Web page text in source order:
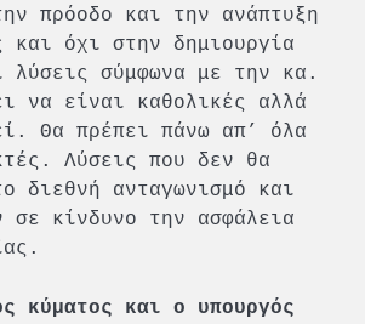
πρόοδο και την ανάπτυξη
και όχι στην δημιουργία
λύσεις σύμφωνα με την κα.
να είναι καθολικές αλλά
Θα πρέπει πάνω απ’ όλα
Λύσεις που δεν θα
διεθνή ανταγωνισμό και
σε κίνδυνο την ασφάλεια
κύματος και ο υπουργός